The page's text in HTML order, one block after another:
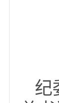
面
精
规
做